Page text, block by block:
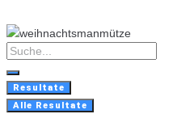
to
content
Search
...
Resultate
Alle Resultate